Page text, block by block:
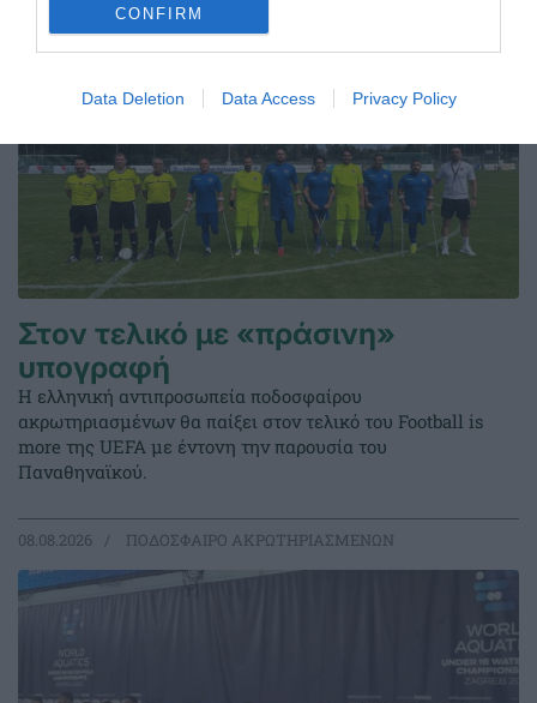
CONFIRM
Data Deletion Data Access Privacy Policy
Στον τελικό με «πράσινη»
υπογραφή
Η ελληνική αντιπροσωπεία ποδοσφαίρου
ακρωτηριασμένων θα παίξει στον τελικό του Football is
more της UEFA με έντονη την παρουσία του
Παναθηναϊκού.
08.08.2026 ΠΟΔΟΣΦΑΙΡΟ ΑΚΡΩΤΗΡΙΑΣΜΕΝΩΝ